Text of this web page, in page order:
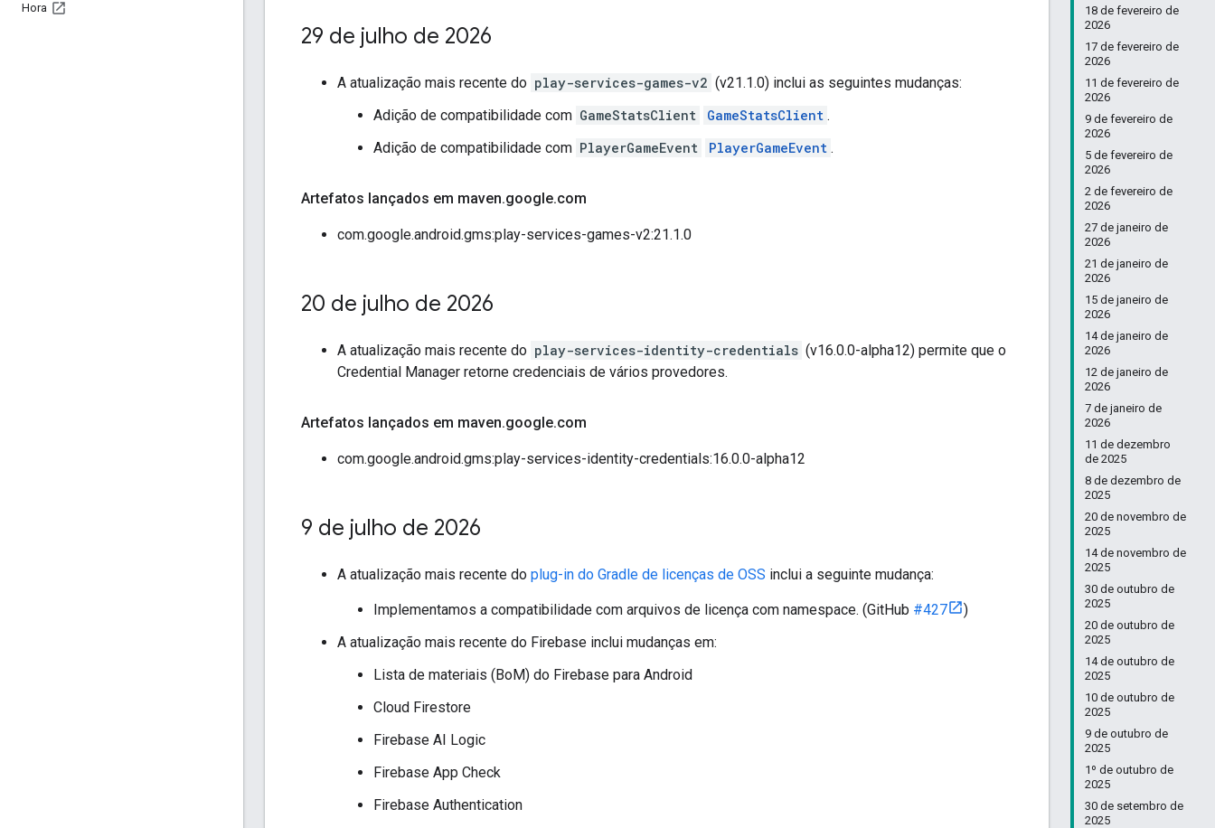
Hora
18 de fevereiro de
2026
17 de fevereiro de
2026
11 de fevereiro de
2026
9 de fevereiro de
2026
5 de fevereiro de
2026
2 de fevereiro de
2026
27 de janeiro de
2026
21 de janeiro de
2026
15 de janeiro de
2026
14 de janeiro de
2026
12 de janeiro de
2026
7 de janeiro de
2026
11 de dezembro
de 2025
8 de dezembro de
2025
20 de novembro de
2025
14 de novembro de
2025
30 de outubro de
2025
20 de outubro de
2025
14 de outubro de
2025
10 de outubro de
2025
9 de outubro de
2025
1º de outubro de
2025
30 de setembro de
2025
29 de julho de 2026
A atualização mais recente do play-services-games-v2 (v21.1.0) inclui as seguintes mudanças:
Adição de compatibilidade com GameStatsClient GameStatsClient .
Adição de compatibilidade com PlayerGameEvent PlayerGameEvent .
Artefatos lançados em maven.google.com
com.google.android.gms:play-services-games-v2:21.1.0
20 de julho de 2026
A atualização mais recente do play-services-identity-credentials (v16.0.0-alpha12) permite que o
Credential Manager retorne credenciais de vários provedores.
Artefatos lançados em maven.google.com
com.google.android.gms:play-services-identity-credentials:16.0.0-alpha12
9 de julho de 2026
A atualização mais recente do plug-in do Gradle de licenças de OSS inclui a seguinte mudança:
Implementamos a compatibilidade com arquivos de licença com namespace. (GitHub #427
)
A atualização mais recente do Firebase inclui mudanças em:
Lista de materiais (BoM) do Firebase para Android
Cloud Firestore
Firebase AI Logic
Firebase App Check
Firebase Authentication